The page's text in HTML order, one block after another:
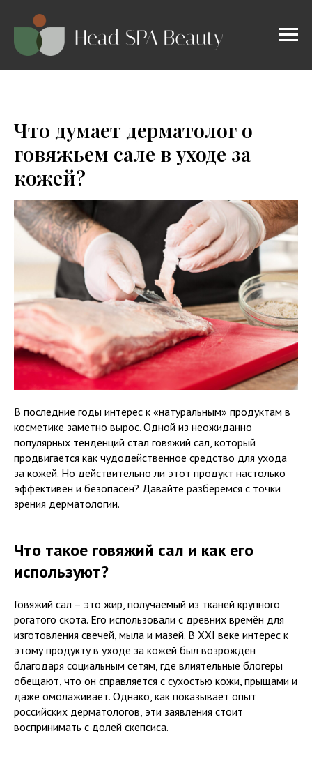
Что думает дерматолог о
говяжьем сале в уходе за
кожей?
В последние годы интерес к «натуральным» продуктам в
косметике заметно вырос. Одной из неожиданно
популярных тенденций стал говяжий сал, который
продвигается как чудодейственное средство для ухода
за кожей. Но действительно ли этот продукт настолько
эффективен и безопасен? Давайте разберёмся с точки
зрения дерматологии.
Что такое говяжий сал и как его
используют?
Говяжий сал – это жир, получаемый из тканей крупного
рогатого скота. Его использовали с древних времён для
изготовления свечей, мыла и мазей. В XXI веке интерес к
этому продукту в уходе за кожей был возрождён
благодаря социальным сетям, где влиятельные блогеры
обещают, что он справляется с сухостью кожи, прыщами и
даже омолаживает. Однако, как показывает опыт
российских дерматологов, эти заявления стоит
воспринимать с долей скепсиса.